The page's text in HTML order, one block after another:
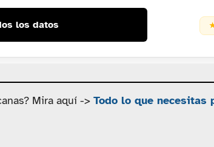
los datos
Mira aquí -> Todo lo que necesitas